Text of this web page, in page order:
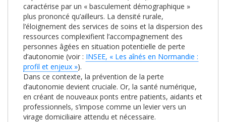
caractérise par un « basculement démographique »
plus prononcé qu’ailleurs. La densité rurale,
l’éloignement des services de soins et la dispersion des
ressources complexifient l’accompagnement des
personnes âgées en situation potentielle de perte
d’autonomie (voir : INSEE, « Les aînés en Normandie :
profil et enjeux »).
Dans ce contexte, la prévention de la perte
d’autonomie devient cruciale. Or, la santé numérique,
en créant de nouveaux ponts entre patients, aidants et
professionnels, s’impose comme un levier vers un
virage domiciliaire attendu et nécessaire.